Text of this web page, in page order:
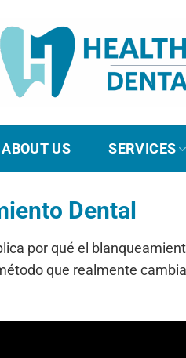
ABOUT US SERVICES
Dental
por qué el
que realmente